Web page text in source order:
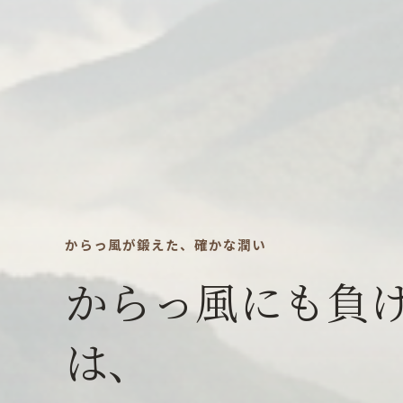
からっ風が鍛えた、確かな潤い
からっ風にも負
は、